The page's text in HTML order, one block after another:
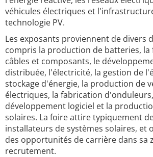
véhicules électriques et
technologie PV.
Les exposants proviennent de divers
compris la production de batteries,
câbles et composants, le
distribuée, l'électricité, la gestion de
stockage d'énergie, la production de
électriques, la fabrication
développement logiciel et la
solaires. La foire attire typiquement
installateurs de systèmes solaires, et
des opportunités de carrière dans sa
recrutement.